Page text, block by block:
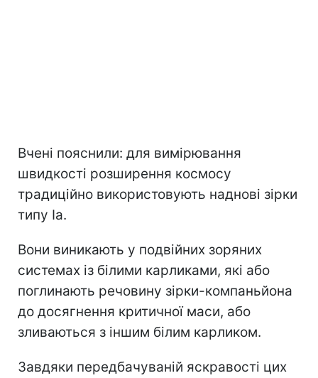
Вчені пояснили: для вимірювання
швидкості розширення космосу
традиційно використовують наднові зірки
типу Ia.
Вони виникають у подвійних зоряних
системах із білими карликами, які або
поглинають речовину зірки-компаньйона
до досягнення критичної маси, або
зливаються з іншим білим карликом.
Завдяки передбачуваній яскравості цих